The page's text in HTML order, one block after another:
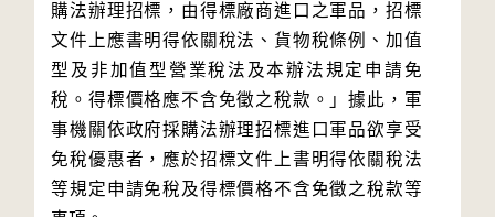
購法辦理招標，由得標廠商進口之軍品，招標
文件上應書明得依關稅法、貨物稅條例、加值
型及非加值型營業稅法及本辦法規定申請免
稅。得標價格應不含免徵之稅款。」據此，軍
事機關依政府採購法辦理招標進口軍品欲享受
免稅優惠者，應於招標文件上書明得依關稅法
等規定申請免稅及得標價格不含免徵之稅款等